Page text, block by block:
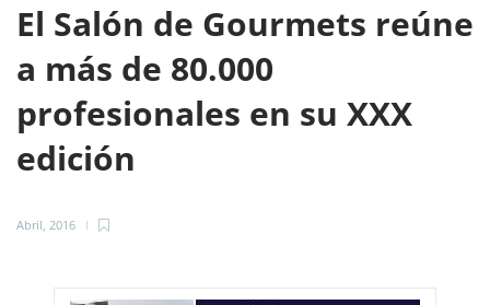
El Salón de Gourmets reúne
a más de 80.000
profesionales en su XXX
edición
Abril, 2016